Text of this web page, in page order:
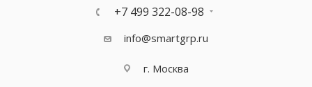
+7 499 322-08-98
info@smartgrp.ru
г. Москва